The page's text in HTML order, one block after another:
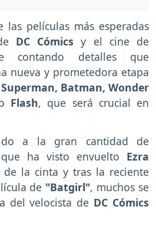
las películas más esperadas
DC Cómics y el cine de
contando detalles que
nueva y prometedora etapa
Superman, Batman, Wonder
Flash, que será crucial en
a la gran cantidad de
ha visto envuelto Ezra
de la cinta y tras la reciente
de "Batgirl", muchos se
del velocista de DC Cómics